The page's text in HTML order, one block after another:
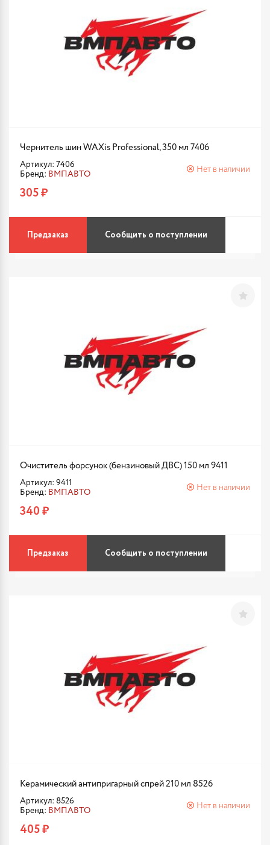
Чернитель шин WAXis Professional, 350 мл 7406
Артикул: 7406
Бренд: ВМПАВТО
Нет в наличии
305 ₽
Предзаказ Сообщить о поступлении
Очиститель форсунок (бензиновый ДВС) 150 мл 9411
Артикул: 9411
Бренд: ВМПАВТО
Нет в наличии
340 ₽
Предзаказ Сообщить о поступлении
Керамический антипригарный спрей 210 мл 8526
Артикул: 8526
Бренд: ВМПАВТО
Нет в наличии
405 ₽